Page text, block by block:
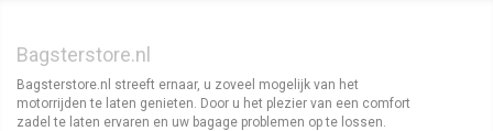
Bagsterstore.nl
Bagsterstore.nl streeft ernaar, u zoveel mogelijk van het
motorrijden te laten genieten. Door u het plezier van een comfort
zadel te laten ervaren en uw bagage problemen op te lossen.